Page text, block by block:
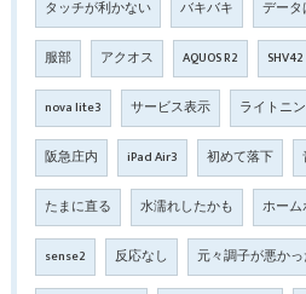
タッチが利かない バキバキ デー
服部 アクオス AQUOS R2 SHV42
nova lite3 サービス表示 ライトニ
阪急庄内 iPad Air3 初めて落下
たまに直る 水濡れしたかも ホー
sense2 反応なし 元々調子が悪かっ